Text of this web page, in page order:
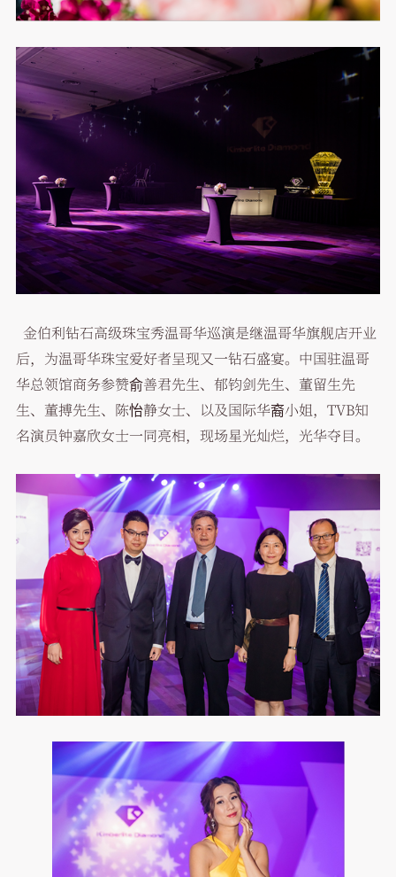
金伯利钻石高级珠宝秀温哥华巡演是继温哥华旗舰店开业
后，为温哥华珠宝爱好者呈现又一钻石盛宴。中国驻温哥
华总领馆商务参赞俞善君先生、郁钧剑先生、董留生先
生、董搏先生、陈怡静女士、以及国际华裔小姐，TVB知
名演员钟嘉欣女士一同亮相，现场星光灿烂，光华夺目。